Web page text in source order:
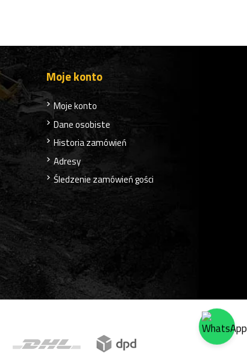
Moje konto
Moje konto
Dane osobiste
Historia zamówień
Adresy
Śledzenie zamówień gości